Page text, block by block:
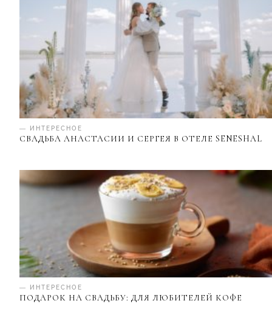
— ИНТЕРЕСНОЕ
СВАДЬБА АНАСТАСИИ И СЕРГЕЯ В ОТЕЛЕ SENESHAL
— ИНТЕРЕСНОЕ
ПОДАРОК НА СВАДЬБУ: ДЛЯ ЛЮБИТЕЛЕЙ КОФЕ